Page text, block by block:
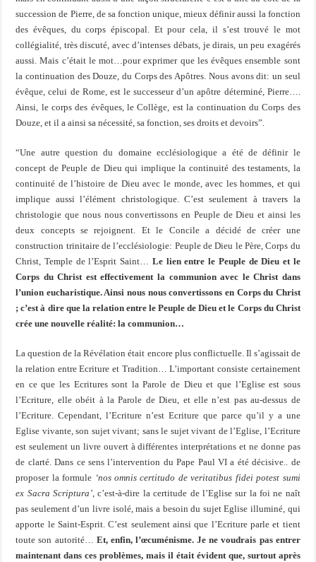
succession de Pierre, de sa fonction unique, mieux définir aussi la fonction
des évêques, du corps épiscopal. Et pour cela, il s’est trouvé le mot
collégialité, très discuté, avec d’intenses débats, je dirais, un peu exagérés
aussi. Mais c’était le mot…pour exprimer que les évêques ensemble sont
la continuation des Douze, du Corps des Apôtres. Nous avons dit: un seul
évêque, celui de Rome, est le successeur d’un apôtre déterminé, Pierre….
Ainsi, le corps des évêques, le Collège, est la continuation du Corps des
Douze, et il a ainsi sa nécessité, sa fonction, ses droits et devoirs”.
“Une autre question du domaine ecclésiologique a été de définir le
concept de Peuple de Dieu qui implique la continuité des testaments, la
continuité de l’histoire de Dieu avec le monde, avec les hommes, et qui
implique aussi l’élément christologique. C’est seulement à travers la
christologie que nous nous convertissons en Peuple de Dieu et ainsi les
deux concepts se rejoignent. Et le Concile a décidé de créer une
construction trinitaire de l’ecclésiologie: Peuple de Dieu le Père, Corps du
Christ, Temple de l’Esprit Saint… Le lien entre le Peuple de Dieu et le
Corps du Christ est effectivement la communion avec le Christ dans
l’union eucharistique. Ainsi nous nous convertissons en Corps du Christ
; c’est à dire que la relation entre le Peuple de Dieu et le Corps du Christ
crée une nouvelle réalité: la communion…
La question de la Révélation était encore plus conflictuelle. Il s’agissait de
la relation entre Ecriture et Tradition… L’important consiste certainement
en ce que les Ecritures sont la Parole de Dieu et que l’Eglise est sous
l’Ecriture, elle obéit à la Parole de Dieu, et elle n’est pas au-dessus de
l’Ecriture. Cependant, l’Ecriture n’est Ecriture que parce qu’il y a une
Eglise vivante, son sujet vivant; sans le sujet vivant de l’Eglise, l’Ecriture
est seulement un livre ouvert à différentes interprétations et ne donne pas
de clarté. Dans ce sens l’intervention du Pape Paul VI a été décisive.. de
proposer la formule ‘nos omnis certitudo de veritatibus fidei potest sumi
ex Sacra Scriptura’ , c’est-à-dire la certitude de l’Eglise sur la foi ne naît
pas seulement d’un livre isolé, mais a besoin du sujet Eglise illuminé, qui
apporte le Saint-Esprit. C’est seulement ainsi que l’Ecriture parle et tient
toute son autorité… Et, enfin, l’œcuménisme. Je ne voudrais pas entrer
maintenant dans ces problèmes, mais il était évident que, surtout après